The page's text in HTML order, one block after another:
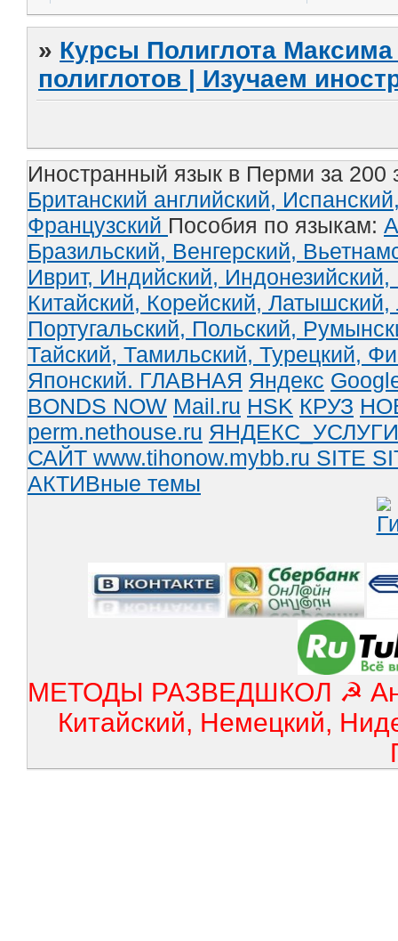
» Курсы Полиглота
полиглотов | Изучаем
Иностранный язык в Перми за 200
Британский английский,
Французский Пособия по языкам:
Бразильский, Венгерский,
Иврит, Индийский, Индонезийский,
Китайский, Корейский, Латышский,
Португальский, Польский,
Тайский, Тамильский, Турецкий,
Японский. ГЛАВНАЯ Яндекс
BONDS NOW Mail.ru HSK КРУЗ
perm.nethouse.ru ЯНДЕКС_УСЛУГИ
САЙТ www.tihonow.mybb.ru SITE
АКТИВные темы
МЕТОДЫ РАЗВЕДШКОЛ ☭
Китайский, Немецкий,